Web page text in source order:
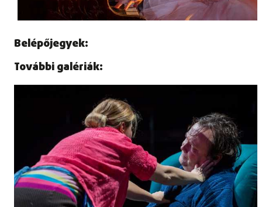
Belépőjegyek:
További galériák: